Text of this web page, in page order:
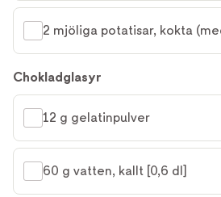
2 mjöliga potatisar, kokta
Chokladglasyr
12 g gelatinpulver
60 g vatten, kallt [0,6 dl]